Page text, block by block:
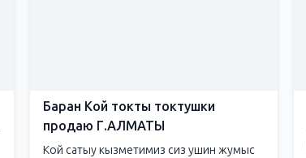
Баран Кой токты токтушки
продаю Г.АЛМАТЫ
Кой сатыу кызметимиз сиз ушин жумыс